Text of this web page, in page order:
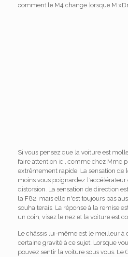
comment le M4 change lorsque M
Si vous pensez que la voiture est
faire attention ici, comme chez Mme
extrêmement rapide. La sensation de
moins vous poignardez l'accélérateur
distorsion. La sensation de direction
la F82, mais elle n'est toujours pas
souhaiterais. La réponse à la remise
un coin, visez le nez et la voiture est
Le châssis lui-même est le meilleur à
certaine gravité à ce sujet. Lorsque
pouvez sentir la voiture sous vous. Le